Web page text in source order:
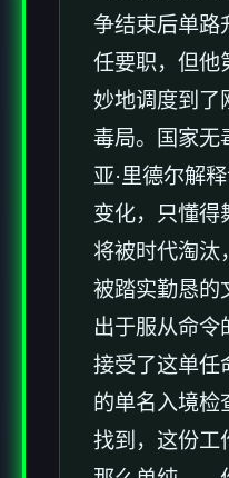
争结束后单路
任要职，但他
妙地调度到了
毒局。国家无
亚·里德尔解
变化，只懂得
将被时代淘汰
被踏实勤恳的
出于服从命令
接受了这单任
的单名入境检
找到，这份工